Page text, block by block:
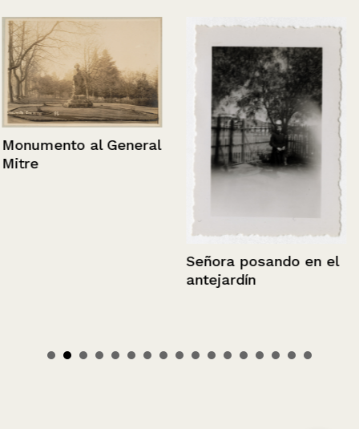
Monumento al General
Mitre
Señora posando en el
antejardín